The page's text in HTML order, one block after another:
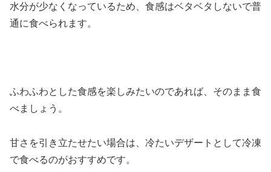
水分が少なくなっているため、食感はベタベタしないで普
通に食べられます。
ふわふわとした食感を楽しみたいのであれば、そのまま食
べましょう。
甘さを引き立たせたい場合は、冷たいデザートとして冷凍
で食べるのがおすすめです。